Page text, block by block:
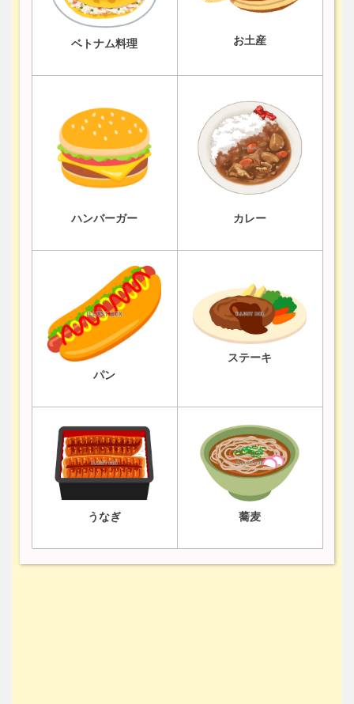
ベトナム料理 お土産
ハンバーガー カレー
パン
ステーキ
うなぎ 蕎麦